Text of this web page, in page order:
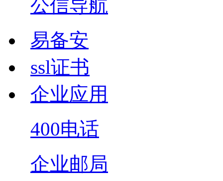
公信导航
易备安
ssl证书
企业应用
400电话
企业邮局